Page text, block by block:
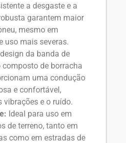
a desgaste e a
garantem maior
mesmo em
uso mais severas.
da banda de
composto de borracha
uma condução
e confortável,
vibrações e o ruído.
Ideal para uso em
de terreno, tanto em
como em estradas de